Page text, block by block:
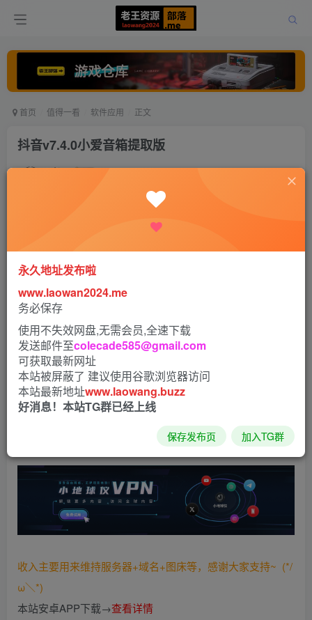
首页 值得一看 软件应用 正文
抖音v7.4.0小爱音箱提取版
老王 打赏
软件介绍：
小爱音箱内置App，可在电视和车机上使用，自带自动翻页
功能（自动播放下一视频），缺点就是抖音官方关闭了该版
本的登录功能，无法登录了。
下载：
https://xiaogao.lanzoui.com/iOS4Mugpp1c
收入主要用来维持服务器+域名+图床等，感谢大家支持~ (*/
ω＼*)
本站安卓APP下载→查看详情
永久地址发布啦
www.laowan2024.me
务必保存
使用不失效网盘,无需会员,全速下载
发送邮件至colecade585@gmail.com
可获取最新网址
本站被屏蔽了 建议使用谷歌浏览器访问
本站最新地址www.laowang.buzz
好消息！本站TG群已经上线
保存发布页 加入TG群